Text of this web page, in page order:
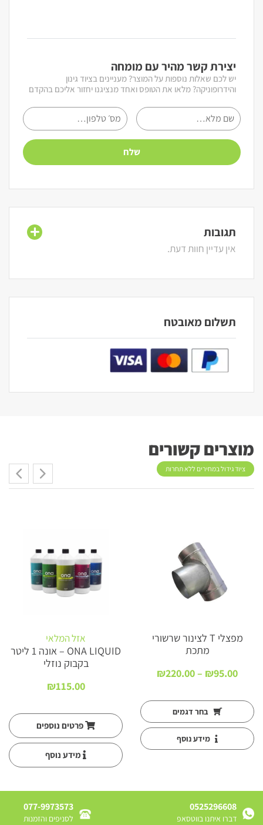
יצירת קשר מהיר עם מומחה
יש לכם שאלות נוספות על המוצר? מעניינים בציוד גינון
והידרופוניקה? מלאו את הטופס ואחד מנציגנו יחזור אליכם בהקדם
תגובות
אין עדיין חוות דעת.
תשלום מאובטח
מוצרים קשורים
ציוד גידול במחירים ללא תחרות
מפצלי T לצינור שרשורי
מתכת
₪95.00
–
₪220.00
בחר דגמים
מידע נוסף
אזל המלאי
ONA LIQUID – אונה 1 ליטר
בקבוק נוזלי
₪115.00
פרטים נוספים
מידע נוסף
0525296608
דברו איתנו בווטסאפ
077-9973573
לסניפים והזמנות